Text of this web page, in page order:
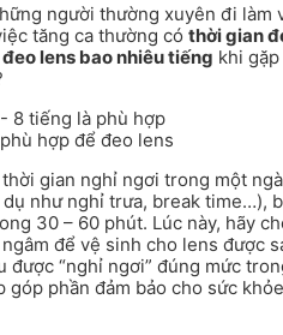
người thường xuyên đi làm
tăng ca thường có thời gian
đeo lens bao nhiêu tiếng khi gặp
hợp để đeo lens
gian nghỉ ngơi trong một
như nghỉ trưa, break time…),
30 – 60 phút. Lúc này, hãy
để vệ sinh cho lens được
được “nghỉ ngơi” đúng mức
góp phần đảm bảo cho sức khỏe